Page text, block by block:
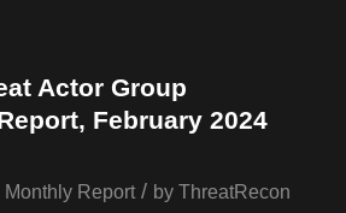
Actor Group
February 2024
Monthly Report / by ThreatRecon